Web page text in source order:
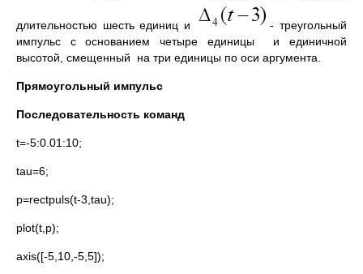
длительностью шесть единиц и
- треугольный
импульс с основанием четыре единицы и единичной
высотой, смещенный на три единицы по оси аргумента.
Прямоугольный импульс
Последовательность команд
t=-5:0.01:10;
tau=6;
p=rectpuls(t-3,tau);
plot(t,p);
axis([-5,10,-5,5]);